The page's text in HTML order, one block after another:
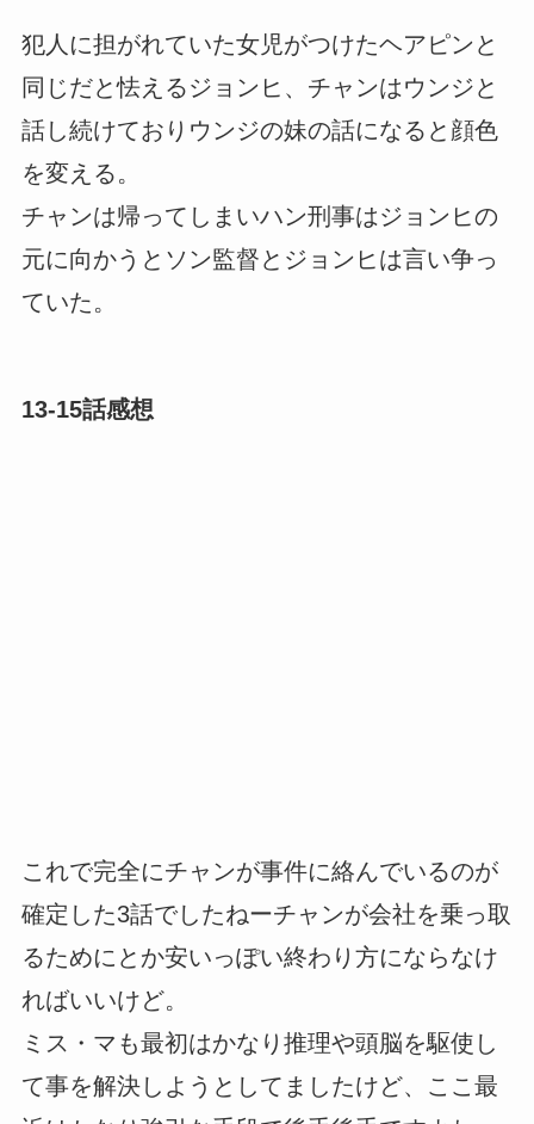
犯人に担がれていた女児がつけたヘアピンと
同じだと怯えるジョンヒ、チャンはウンジと
話し続けておりウンジの妹の話になると顔色
を変える。
チャンは帰ってしまいハン刑事はジョンヒの
元に向かうとソン監督とジョンヒは言い争っ
ていた。
13-15話感想
これで完全にチャンが事件に絡んでいるのが
確定した3話でしたねーチャンが会社を乗っ取
るためにとか安いっぽい終わり方にならなけ
ればいいけど。
ミス・マも最初はかなり推理や頭脳を駆使し
て事を解決しようとしてましたけど、ここ最